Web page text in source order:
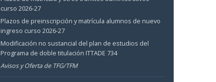
curso 2026-27
Plazos de preinscripción y matrícula alumnos de nuevo
ingreso curso 2026-27
Modificación no sustancial del plan de estudios del
Programa de doble titulación ITTADE 734
Avisos y Oferta de TFG/TFM